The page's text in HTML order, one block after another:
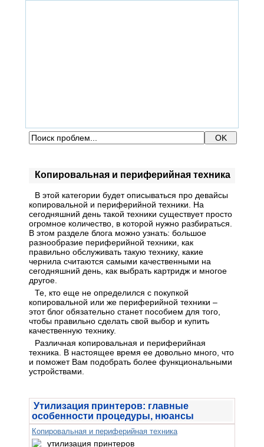
Копировальная и периферийная техника
В этой категории будет описываться про девайсы
копировальной и периферийной техники. На
сегодняшний день такой техники существует просто
огромное количество, в которой нужно разбираться.
В этом разделе блога можно узнать: большое
разнообразие периферийной техники, как
правильно обслуживать такую технику, какие
чернила считаются самыми качественными на
сегодняшний день, как выбрать картридж и многое
другое.
Те, кто еще не определился с покупкой
копировальной или же периферийной техники –
этот блог обязательно станет пособием для того,
чтобы правильно сделать свой выбор и купить
качественную технику.
Различная копировальная и периферийная
техника. В настоящее время ее довольно много, что
и поможет Вам подобрать более функциональными
устройствами.
Утилизация принтеров: главные
особенности процедуры, нюансы
Копировальная и периферийная техника